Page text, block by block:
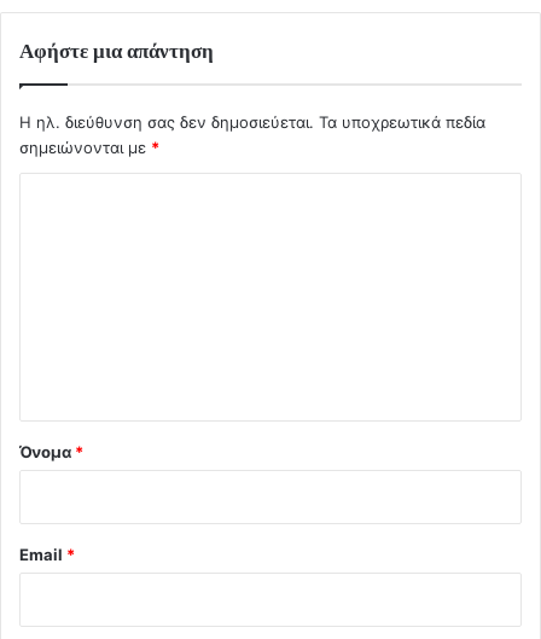
Αφήστε μια απάντηση
Η ηλ. διεύθυνση σας δεν δημοσιεύεται. Τα υποχρεωτικά πεδία
σημειώνονται με *
Όνομα *
Email *